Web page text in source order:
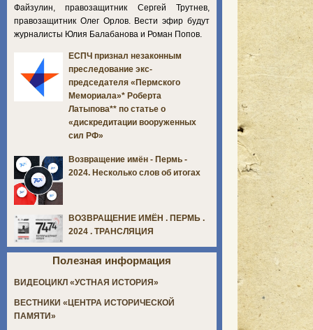
Файзулин, правозащитник Сергей Трутнев,
правозащитник Олег Орлов. Вести эфир будут
журналисты Юлия Балабанова и Роман Попов.
ЕСПЧ признал незаконным
преследование экс-
председателя «Пермского
Мемориала»* Роберта
Латыпова** по статье о
«дискредитации вооруженных
сил РФ»
Возвращение имён - Пермь -
2024. Несколько слов об итогах
ВОЗВРАЩЕНИЕ ИМЁН . ПЕРМЬ .
2024 . ТРАНСЛЯЦИЯ
Полезная информация
ВИДЕОЦИКЛ «УСТНАЯ ИСТОРИЯ»
ВЕСТНИКИ «ЦЕНТРА ИСТОРИЧЕСКОЙ
ПАМЯТИ»